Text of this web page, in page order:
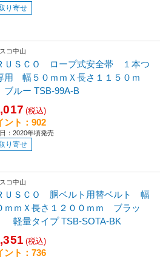
り寄せ
コ中山
ＵＳＣＯ ロープ式安全帯 １本つ
用 幅５０ｍｍＸ長さ１１５０ｍ
ルー TSB-99A-B
(税込)
ント：902
：2020年頃発売
り寄せ
コ中山
ＵＳＣＯ 胴ベルト用替ベルト 幅
ｍｍＸ長さ１２００ｍｍ ブラッ
量タイプ TSB-SOTA-BK
(税込)
ント：736